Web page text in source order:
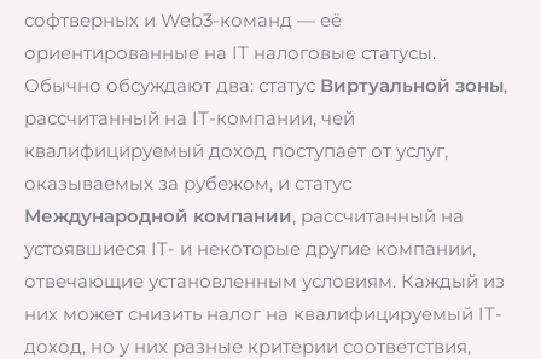
софтверных и Web3-команд — её
ориентированные на IT налоговые статусы.
Обычно обсуждают два: статус Виртуальной зоны,
рассчитанный на IT-компании, чей
квалифицируемый доход поступает от услуг,
оказываемых за рубежом, и статус
Международной компании, рассчитанный на
устоявшиеся IT- и некоторые другие компании,
отвечающие установленным условиям. Каждый из
них может снизить налог на квалифицируемый IT-
доход, но у них разные критерии соответствия,